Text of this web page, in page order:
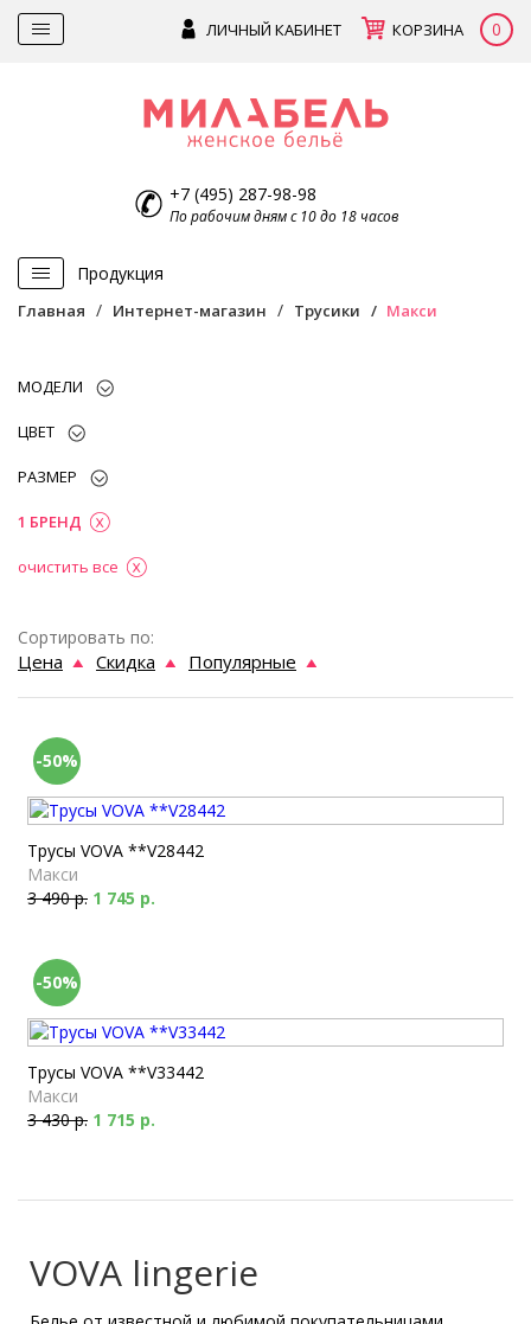
ЛИЧНЫЙ КАБИНЕТ КОРЗИНА 0
+7 (495) 287-98-98
По рабочим дням с 10 до 18 часов
Продукция
Главная Интернет-магазин Трусики Макси
МОДЕЛИ
ЦВЕТ
РАЗМЕР
1 БРЕНД
очистить все
Сортировать по:
Цена Скидка Популярные
-50%
Трусы VOVA **V28442
Макси
3 490 р. 1 745 р.
-50%
Трусы VOVA **V33442
Макси
3 430 р. 1 715 р.
VOVA lingerie